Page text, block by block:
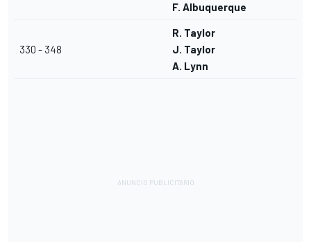
F. Albuquerque
330 - 348
R. Taylor
J. Taylor
A. Lynn